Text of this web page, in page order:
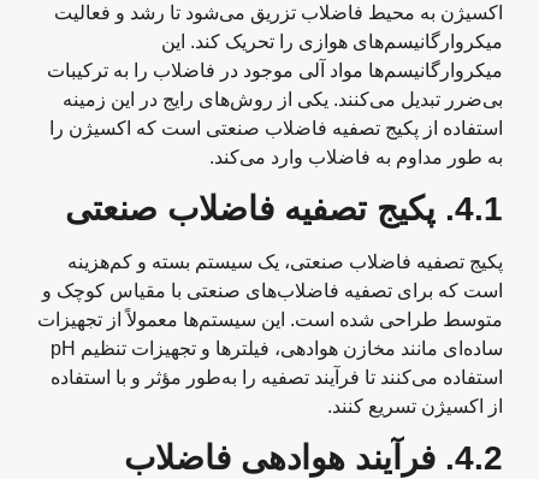
اکسیژن به محیط فاضلاب تزریق می‌شود تا رشد و فعالیت
میکروارگانیسم‌های هوازی را تحریک کند. این
میکروارگانیسم‌ها مواد آلی موجود در فاضلاب را به ترکیبات
بی‌ضرر تبدیل می‌کنند. یکی از روش‌های رایج در این زمینه
استفاده از پکیج تصفیه فاضلاب صنعتی است که اکسیژن را
به طور مداوم به فاضلاب وارد می‌کند.
4.1. پکیج تصفیه فاضلاب صنعتی
پکیج تصفیه فاضلاب صنعتی، یک سیستم بسته و کم‌هزینه
است که برای تصفیه فاضلاب‌های صنعتی با مقیاس کوچک و
متوسط طراحی شده است. این سیستم‌ها معمولاً از تجهیزات
ساده‌ای مانند مخازن هوادهی، فیلترها و تجهیزات تنظیم pH
استفاده می‌کنند تا فرآیند تصفیه را به‌طور مؤثر و با استفاده
از اکسیژن تسریع کنند.
4.2. فرآیند هوادهی فاضلاب